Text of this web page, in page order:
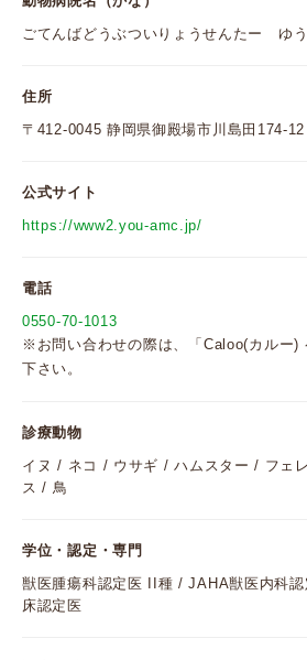
ごてんばどうぶついりょうせんたー ゆ
住所
〒412-0045 静岡県御殿場市川島田174-
公式サイト
https://www2.you-amc.jp/
電話
0550-70-1013
※お問い合わせの際は、「Caloo(カルー)
下さい。
診療動物
イヌ / ネコ / ウサギ / ハムスター / フェ
ス / 鳥
学位・認定・専門
獣医腫瘍科認定医 II種 / JAHA獣医内科
床認定医